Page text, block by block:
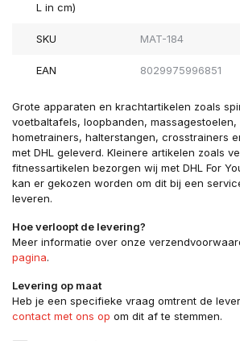
L in cm)
SKU MAT-184
EAN 8029975996851
Grote apparaten en krachtartikelen zoals
voetbaltafels, loopbanden, massagestoelen,
hometrainers, halterstangen, crosstrainers
met DHL geleverd. Kleinere artikelen zoals
fitnessartikelen bezorgen wij met DHL For
kan er gekozen worden om dit bij een
leveren.
Hoe verloopt de levering?
Meer informatie over onze
pagina.
Levering op maat
Heb je een specifieke vraag omtrent de
contact met ons op om dit af te stemmen.